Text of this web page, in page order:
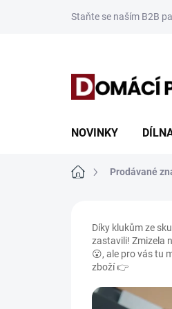
Staňte se naším B2B
NOVINKY
Domů Prodávané
Díky klukům ze
zastavili! Zmizela
😮, ale pro vás tu
zboží 👉